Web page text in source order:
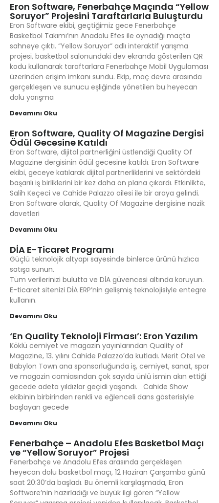
Eron Software, Fenerbahçe Maçında “Yellow
Soruyor” Projesini Taraftarlarla Buluşturdu
Eron Software ekibi, geçtiğimiz gece Fenerbahçe
Basketbol Takımı’nın Anadolu Efes ile oynadığı maçta
sahneye çıktı. “Yellow Soruyor” adlı interaktif yarışma
projesi, basketbol salonundaki dev ekranda gösterilen QR
kodu kullanarak taraftarlara Fenerbahçe Mobil Uygulaması
üzerinden erişim imkanı sundu. Ekip, maç devre arasında
gerçekleşen ve sunucu eşliğinde yönetilen bu heyecan
dolu yarışma
Devamını Oku
Eron Software, Quality Of Magazine Dergisi
Ödül Gecesine Katıldı
Eron Software, dijital partnerliğini üstlendiği Quality Of
Magazine dergisinin ödül gecesine katıldı. Eron Software
ekibi, geceye katılarak dijital partnerliklerini ve sektördeki
başarılı iş birliklerini bir kez daha ön plana çıkardı. Etkinlikte,
Salih Keçeci ve Cahide Palazzo ailesi ile bir araya gelindi.
Eron Software olarak, Quality Of Magazine dergisine nazik
davetleri
Devamını Oku
DİA E-Ticaret Programı
Güçlü teknolojik altyapı sayesinde binlerce ürünü hızlıca
satışa sunun.
Tüm verilerinizi bulutta ve DİA güvencesi altında koruyun.
E-ticaret sitenizi DİA ERP’nin gelişmiş teknolojisiyle entegre
kullanın.
Devamını Oku
‘En Quality Teknoloji Firması’: Eron Yazılım
Köklü cemiyet ve magazin yayınlarından Quality of
Magazine, 13. yılını Cahide Palazzo’da kutladı. Merit Otel ve
Babylon Town ana sponsorluğunda iş, cemiyet, sanat, spor
ve magazin camiasından çok sayıda ünlü ismin akın ettiği
gecede adeta yıldızlar geçidi yaşandı. Cahide Show
ekibinin birbirinden renkli ve eğlenceli dans gösterisiyle
başlayan gecede
Devamını Oku
Fenerbahçe – Anadolu Efes Basketbol Maçı
ve “Yellow Soruyor” Projesi
Fenerbahçe ve Anadolu Efes arasında gerçekleşen
heyecan dolu basketbol maçı, 12 Haziran Çarşamba günü
saat 20:30’da başladı. Bu önemli karşılaşmada, Eron
Software’nin hazırladığı ve büyük ilgi gören “Yellow